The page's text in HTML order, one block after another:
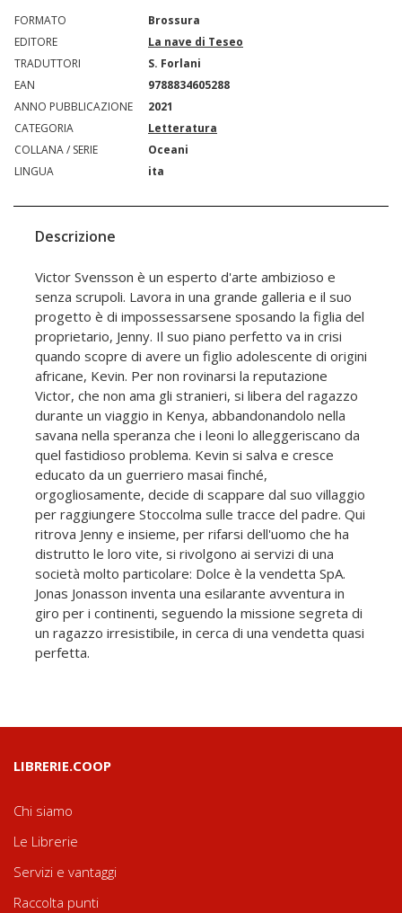
FORMATO
Brossura
EDITORE
La nave di Teseo
TRADUTTORI
S. Forlani
EAN
9788834605288
ANNO PUBBLICAZIONE
2021
CATEGORIA
Letteratura
COLLANA / SERIE
Oceani
LINGUA
ita
Descrizione
Victor Svensson è un esperto d'arte ambizioso e
senza scrupoli. Lavora in una grande galleria e il suo
progetto è di impossessarsene sposando la figlia del
proprietario, Jenny. Il suo piano perfetto va in crisi
quando scopre di avere un figlio adolescente di origini
africane, Kevin. Per non rovinarsi la reputazione
Victor, che non ama gli stranieri, si libera del ragazzo
durante un viaggio in Kenya, abbandonandolo nella
savana nella speranza che i leoni lo alleggeriscano da
quel fastidioso problema. Kevin si salva e cresce
educato da un guerriero masai finché,
orgogliosamente, decide di scappare dal suo villaggio
per raggiungere Stoccolma sulle tracce del padre. Qui
ritrova Jenny e insieme, per rifarsi dell'uomo che ha
distrutto le loro vite, si rivolgono ai servizi di una
società molto particolare: Dolce è la vendetta SpA.
Jonas Jonasson inventa una esilarante avventura in
giro per i continenti, seguendo la missione segreta di
un ragazzo irresistibile, in cerca di una vendetta quasi
perfetta.
LIBRERIE.COOP
Chi siamo
Le Librerie
Servizi e vantaggi
Raccolta punti